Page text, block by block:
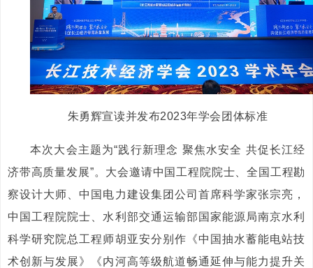
朱勇辉宣读并发布2023年学会团体标准
本次大会主题为“践行新理念 聚焦水安全 共促长江经
济带高质量发展”。大会邀请中国工程院院士、全国工程勘
察设计大师、中国电力建设集团公司首席科学家张宗亮，
中国工程院院士、水利部交通运输部国家能源局南京水利
科学研究院总工程师胡亚安分别作《中国抽水蓄能电站技
术创新与发展》《内河高等级航道畅通延伸与能力提升关